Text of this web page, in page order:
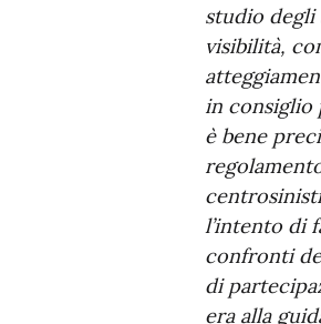
studio
visibilità,
in consiglio
è bene
l’intento di
confronti
di
era alla